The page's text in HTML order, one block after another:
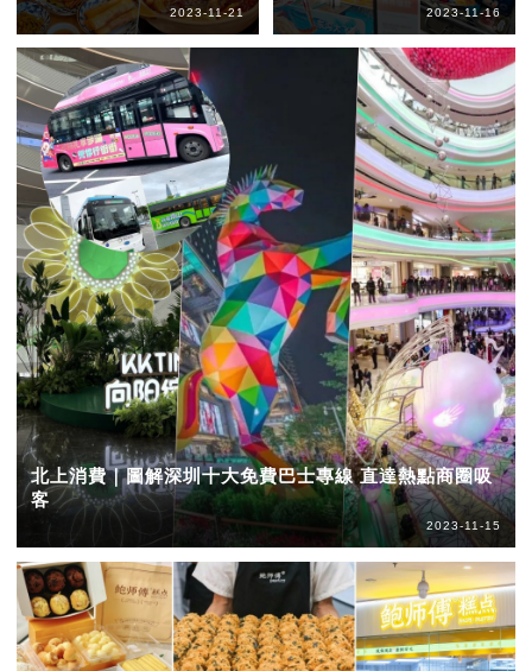
2023-11-21 2023-11-16
北上消費｜圖解深圳十大免費巴士專線 直達熱點商圈吸
客
2023-11-15